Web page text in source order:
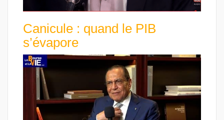
Canicule : quand le PIB
s’évapore